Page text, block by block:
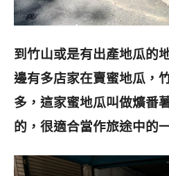
到竹山或是有出產地瓜的
邊有多店家在賣蜜地瓜，
多，這家蜜地瓜叫做爌番
的，很適合當作旅途中的